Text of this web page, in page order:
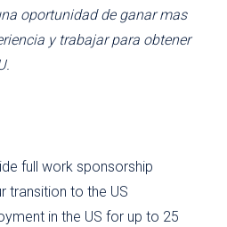
oportunidad de ganar mas
y trabajar para obtener
full work sponsorship
transition to the US
in the US for up to 25